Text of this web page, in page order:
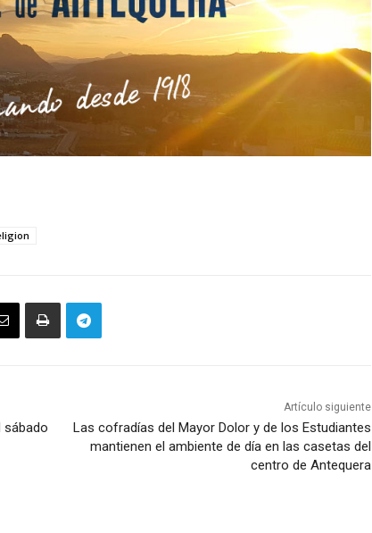
sábado
Artículo siguiente
Las cofradías del Mayor Dolor y de los Estudiantes
mantienen el ambiente de día en las casetas del
centro de Antequera